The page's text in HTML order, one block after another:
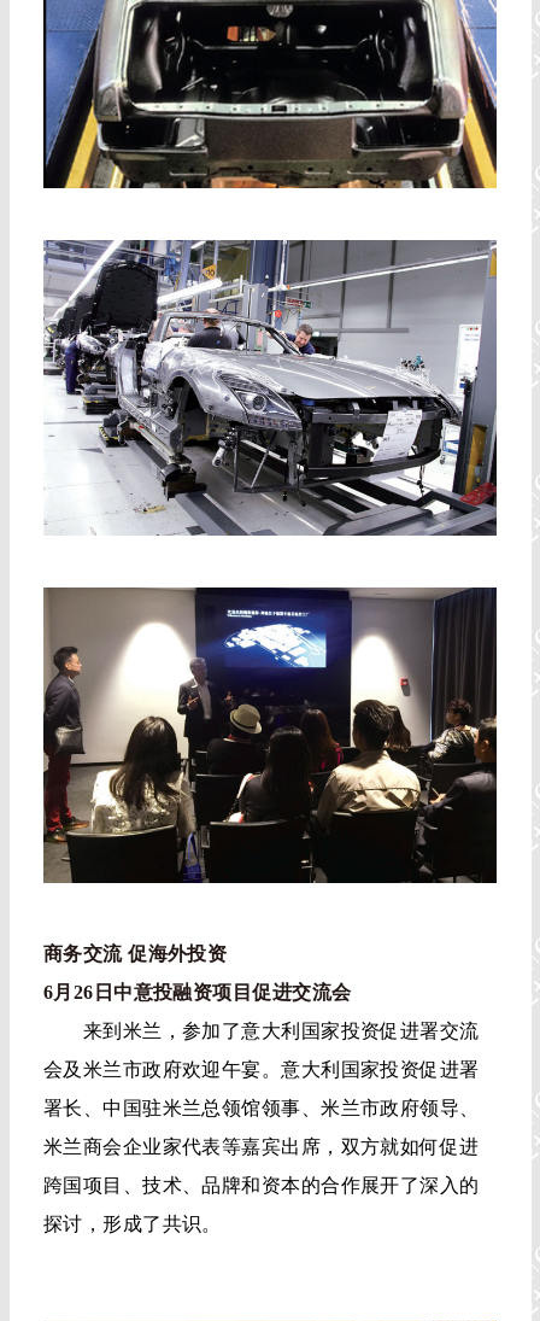
商务交流 促海外投资
6月26日中意投融资项目促进交流会
来到米兰，参加了意大利国家投资促进署交流
会及米兰市政府欢迎午宴。意大利国家投资促进署
署长、中国驻米兰总领馆领事、米兰市政府领导、
米兰商会企业家代表等嘉宾出席，双方就如何促进
跨国项目、技术、品牌和资本的合作展开了深入的
探讨，形成了共识。